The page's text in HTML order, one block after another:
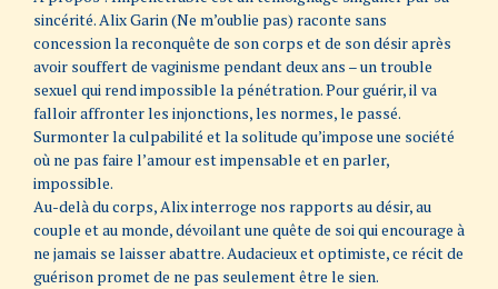
sincérité. Alix Garin (Ne m’oublie pas) raconte sans
concession la reconquête de son corps et de son désir après
avoir souffert de vaginisme pendant deux ans – un trouble
sexuel qui rend impossible la pénétration. Pour guérir, il va
falloir affronter les injonctions, les normes, le passé.
Surmonter la culpabilité et la solitude qu’impose une société
où ne pas faire l’amour est impensable et en parler,
impossible.
Au-delà du corps, Alix interroge nos rapports au désir, au
couple et au monde, dévoilant une quête de soi qui encourage à
ne jamais se laisser abattre. Audacieux et optimiste, ce récit de
guérison promet de ne pas seulement être le sien.